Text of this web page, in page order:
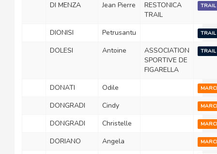
DI MENZA Jean Pierre
RESTONICA
TRAIL
DIONISI Petrusantu
DOLESI Antoine
ASSOCIATION
SPORTIVE DE
FIGARELLA
DONATI Odile
DONGRADI Cindy
DONGRADI Christelle
DORIANO Angela